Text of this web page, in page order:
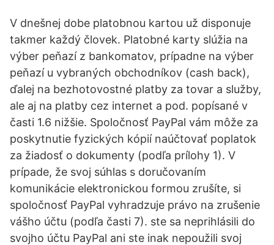
V dnešnej dobe platobnou kartou už disponuje
takmer každý človek. Platobné karty slúžia na
výber peňazí z bankomatov, prípadne na výber
peňazí u vybraných obchodníkov (cash back),
ďalej na bezhotovostné platby za tovar a služby,
ale aj na platby cez internet a pod. popísané v
časti 1.6 nižšie. Spoločnosť PayPal vám môže za
poskytnutie fyzických kópií naúčtovať poplatok
za žiadosť o dokumenty (podľa prílohy 1). V
prípade, že svoj súhlas s doručovaním
komunikácie elektronickou formou zrušíte, si
spoločnosť PayPal vyhradzuje právo na zrušenie
vášho účtu (podľa časti 7). ste sa neprihlásili do
svojho účtu PayPal ani ste inak nepoužili svoj